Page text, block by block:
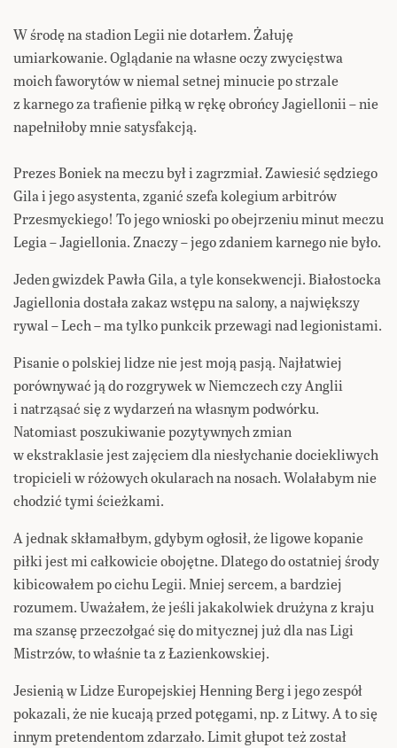
W środę na stadion Legii nie dotarłem. Żałuję
umiarkowanie. Oglądanie na własne oczy zwycięstwa
moich faworytów w niemal setnej minucie po strzale
z karnego za trafienie piłką w rękę obrońcy Jagiellonii – nie
napełniłoby mnie satysfakcją.
Prezes Boniek na meczu był i zagrzmiał. Zawiesić sędziego
Gila i jego asystenta, zganić szefa kolegium arbitrów
Przesmyckiego! To jego wnioski po obejrzeniu minut meczu
Legia – Jagiellonia. Znaczy – jego zdaniem karnego nie było.
Jeden gwizdek Pawła Gila, a tyle konsekwencji. Białostocka
Jagiellonia dostała zakaz wstępu na salony, a największy
rywal – Lech – ma tylko punkcik przewagi nad legionistami.
Pisanie o polskiej lidze nie jest moją pasją. Najłatwiej
porównywać ją do rozgrywek w Niemczech czy Anglii
i natrząsać się z wydarzeń na własnym podwórku.
Natomiast poszukiwanie pozytywnych zmian
w ekstraklasie jest zajęciem dla niesłychanie dociekliwych
tropicieli w różowych okularach na nosach. Wolałabym nie
chodzić tymi ścieżkami.
A jednak skłamałbym, gdybym ogłosił, że ligowe kopanie
piłki jest mi całkowicie obojętne. Dlatego do ostatniej środy
kibicowałem po cichu Legii. Mniej sercem, a bardziej
rozumem. Uważałem, że jeśli jakakolwiek drużyna z kraju
ma szansę przeczołgać się do mitycznej już dla nas Ligi
Mistrzów, to właśnie ta z Łazienkowskiej.
Jesienią w Lidze Europejskiej Henning Berg i jego zespół
pokazali, że nie kucają przed potęgami, np. z Litwy. A to się
innym pretendentom zdarzało. Limit głupot też został